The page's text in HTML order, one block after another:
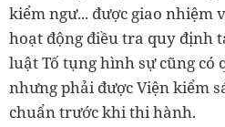
kiểm ngư... được giao nhiệm
hoạt động điều tra quy định
luật Tố tụng hình sự cũng
nhưng phải được Viện kiểm
chuẩn trước khi thi hành.